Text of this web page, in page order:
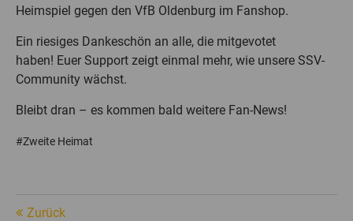
Heimspiel gegen den VfB Oldenburg im Fanshop.
Ein riesiges Dankeschön an alle, die mitgevotet
haben! Euer Support zeigt einmal mehr, wie unsere SSV-
Community wächst.
Bleibt dran – es kommen bald weitere Fan-News!
#Zweite Heimat
Zurück